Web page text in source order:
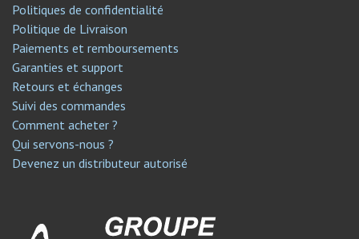
Politiques de confidentialité
Politique de Livraison
Paiements et remboursements
Garanties et support
Retours et échanges
Suivi des commandes
Comment acheter ?
Qui servons-nous ?
Devenez un distributeur autorisé